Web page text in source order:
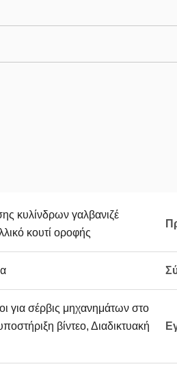
κυλίνδρων γαλβανιζέ
κουτί οροφής
για σέρβις μηχανημάτων στο
βίντεο, Διαδικτυακή